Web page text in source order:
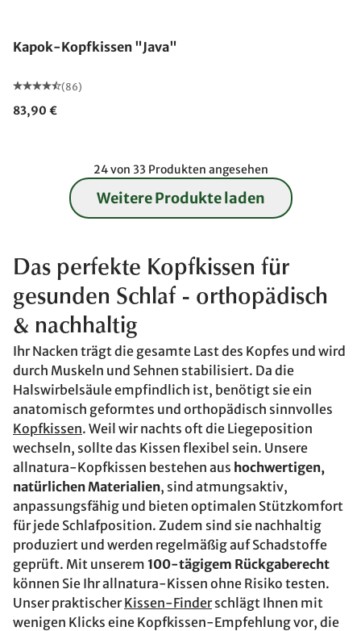
Kapok-Kopfkissen "Java"
(86)
83,90 €
24 von 33 Produkten angesehen
Weitere Produkte laden
Das perfekte Kopfkissen für
gesunden Schlaf - orthopädisch
& nachhaltig
Ihr Nacken trägt die gesamte Last des Kopfes und wird
durch Muskeln und Sehnen stabilisiert. Da die
Halswirbelsäule empfindlich ist, benötigt sie ein
anatomisch geformtes und orthopädisch sinnvolles
Kopfkissen. Weil wir nachts oft die Liegeposition
wechseln, sollte das Kissen flexibel sein. Unsere
allnatura-Kopfkissen bestehen aus hochwertigen,
natürlichen Materialien, sind atmungsaktiv,
anpassungsfähig und bieten optimalen Stützkomfort
für jede Schlafposition. Zudem sind sie nachhaltig
produziert und werden regelmäßig auf Schadstoffe
geprüft. Mit unserem 100-tägigem Rückgaberecht
können Sie Ihr allnatura-Kissen ohne Risiko testen.
Unser praktischerKissen-Finderschlägt Ihnen mit
wenigen Klicks eine Kopfkissen-Empfehlung vor, die